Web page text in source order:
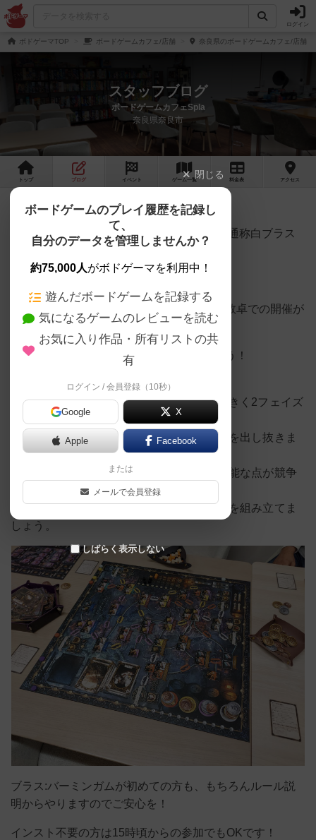
ログイン
ボドゲーマTOP ボードゲームカフェ/店舗 奈良県のボードゲームカフェ/店舗
スタッフブログ
ボードゲームカフェSpla
奈良県奈良市
トップ ブログ イベント ゲーム一覧 料金 表 アクセス
【5/10㈰】白ブラスをやる日
往年の名作である『ブラス:バーミンガム』通称白ブラス
で遊びましょう！
様ご協力のもと、複数卓での開催が
可能となりました！
みんなでゆるくガッツリブラスやりましょう！
プレイヤーは運河の時代と鉄道の時代の大きく2フェイズ
をプレイします。
産業革命の波に乗ってうまく他プレイヤーを出し抜きま
しょう！
生産した資源は、他のプレイヤーも利用可能な点が競争
を加速させます。
最もうまく立ち回り、勝利点を稼ぐため利を組み立てま
しょう。
ブラス:バーミンガムが初めての方も、もちろんルール説
明からやりますのでご安心を！
インスト不要の方は15時頃からの参加でもOKです！
閉じる
ボードゲームのプレイ履歴を記録し
て、
自分のデータを管理しませんか？
約75,000人がボドゲーマを利用中！
遊んだボードゲームを記録する
気になるゲームのレビューを読む
お気に入り作品・所有リストの共
有
ログイン / 会員登録（10秒）
Google X
Apple Facebook
または
メールで会員登録
しばらく表示しない